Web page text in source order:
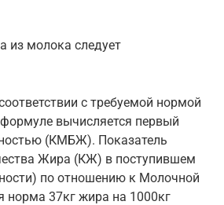
из молока следует
с требуемой нормой
вычисляется первый
(КМБЖ). Показатель
Жира (КЖ) в поступившем
по отношению к Молочной
норма 37кг жира на 1000кг